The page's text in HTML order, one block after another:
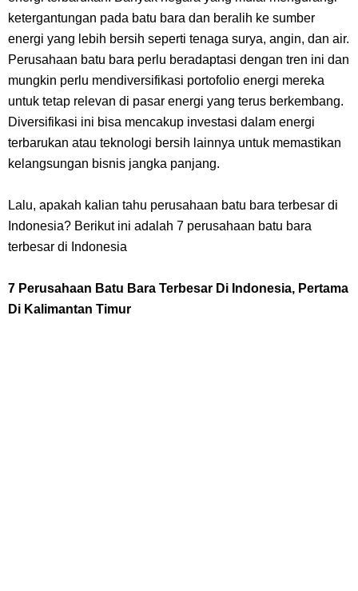
Profil Slamet Rahardjo, Aktor Dengan Peran Penting Dalam Perfilman
Indonesia
Resep Roti Panggang, Sangat Mudah Untuk Menjadi Cemilan
Bersama Keluarga
Samudra Hindia
Sama Sekali
ketergantungan pada batu bara dan beralih ke sumber
energi yang lebih bersih seperti tenaga surya, angin, dan air.
Perusahaan batu bara perlu beradaptasi dengan tren ini dan
mungkin perlu mendiversifikasi portofolio energi mereka
untuk tetap relevan di pasar energi yang terus berkembang.
Diversifikasi ini bisa mencakup investasi dalam energi
terbarukan atau teknologi bersih lainnya untuk memastikan
kelangsungan bisnis jangka panjang.
Lalu, apakah kalian tahu perusahaan batu bara terbesar di
Indonesia? Berikut ini adalah 7 perusahaan batu bara
terbesar di Indonesia
7 Perusahaan Batu Bara Terbesar Di Indonesia, Pertama
Di Kalimantan Timur